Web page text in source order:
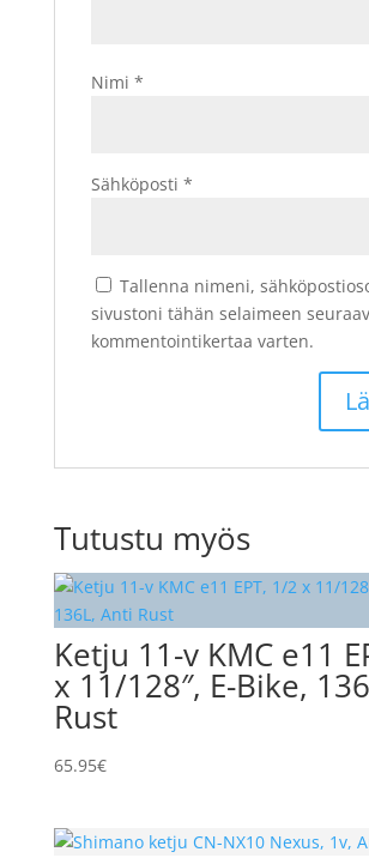
Nimi *
Sähköposti *
Tallenna nimeni,
sivustoni tähän selaimeen
kommentointikertaa varten.
Tutustu myös
Ketju 11-v KMC e11
x 11/128″, E-Bike,
Rust
65.95€